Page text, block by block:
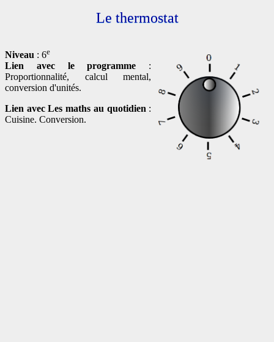
Le thermostat
Niveau : 6e
Lien avec le programme :
Proportionnalité, calcul mental,
conversion d'unités.
Lien avec Les maths au quotidien:
Cuisine. Conversion.